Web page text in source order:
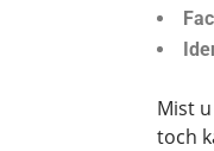
Mist
toch